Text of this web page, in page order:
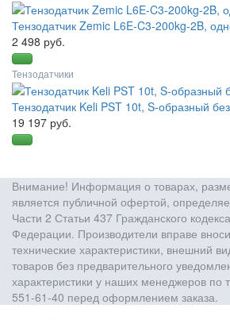
Тензодатчик Zemic L6E-C3-200kg-2B,
2 498 руб.
Тензодатчики
Тензодатчик Keli PST 10t, S-образный
19 197 руб.
Внимание! Информация о товарах,
является публичной офертой,
Части 2 Статьи 437 Гражданского
Федерации. Производители вправе
технические характеристики, внешний
товаров без предварительного
характеристики у наших менеджеров по
551-61-40 перед оформлением заказа.